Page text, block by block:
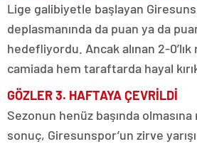
Lige galibiyetle başlayan
deplasmanında da puan ya da
hedefliyordu. Ancak alınan 2-
camiada hem taraftarda hayal
GÖZLER 3. HAFTAYA ÇEVRİLDİ
Sezonun henüz başında
sonuç, Giresunspor’un zirve